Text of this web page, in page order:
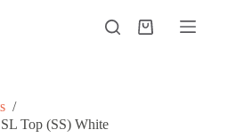
Winkelwagen
/
Top (SS) White